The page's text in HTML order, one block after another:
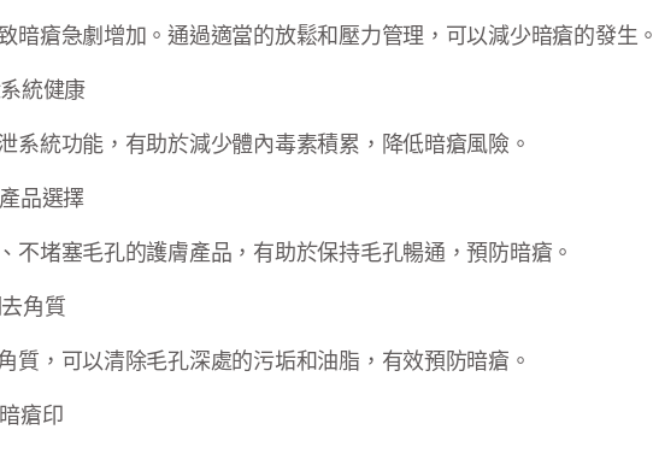
暗瘡急劇增加。通過適當的放鬆和壓力管理，可以減少暗瘡的發生。
統健康
系統功能，有助於減少體內毒素積累，降低暗瘡風險。
品選擇
不堵塞毛孔的護膚產品，有助於保持毛孔暢通，預防暗瘡。
角質
質，可以清除毛孔深處的污垢和油脂，有效預防暗瘡。
瘡印